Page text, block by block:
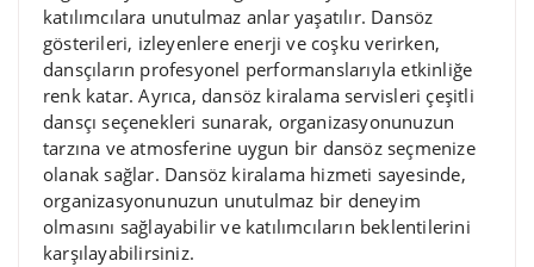
katılımcılara unutulmaz anlar yaşatılır. Dansöz
gösterileri, izleyenlere enerji ve coşku verirken,
dansçıların profesyonel performanslarıyla etkinliğe
renk katar. Ayrıca, dansöz kiralama servisleri çeşitli
dansçı seçenekleri sunarak, organizasyonunuzun
tarzına ve atmosferine uygun bir dansöz seçmenize
olanak sağlar. Dansöz kiralama hizmeti sayesinde,
organizasyonunuzun unutulmaz bir deneyim
olmasını sağlayabilir ve katılımcıların beklentilerini
karşılayabilirsiniz.